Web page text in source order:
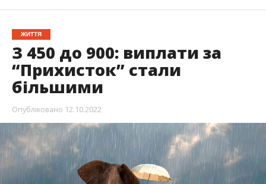
ЖИТТЯ
З 450 до 900: виплати за
“Прихисток” стали
більшими
Опубліковано 12.10.2022